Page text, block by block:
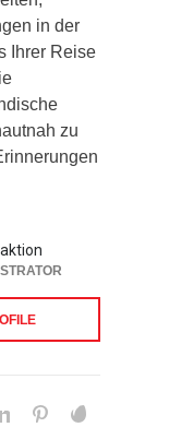
in der
Ihrer Reise
zu